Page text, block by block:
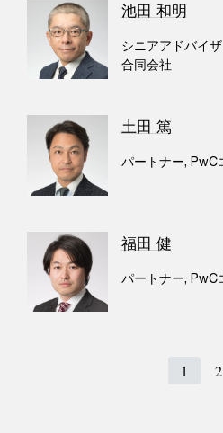
池田 和明
シニアアドバイ
合同会社
土田 篤
パートナー, PwC
福田 健
パートナー, PwC
1 2